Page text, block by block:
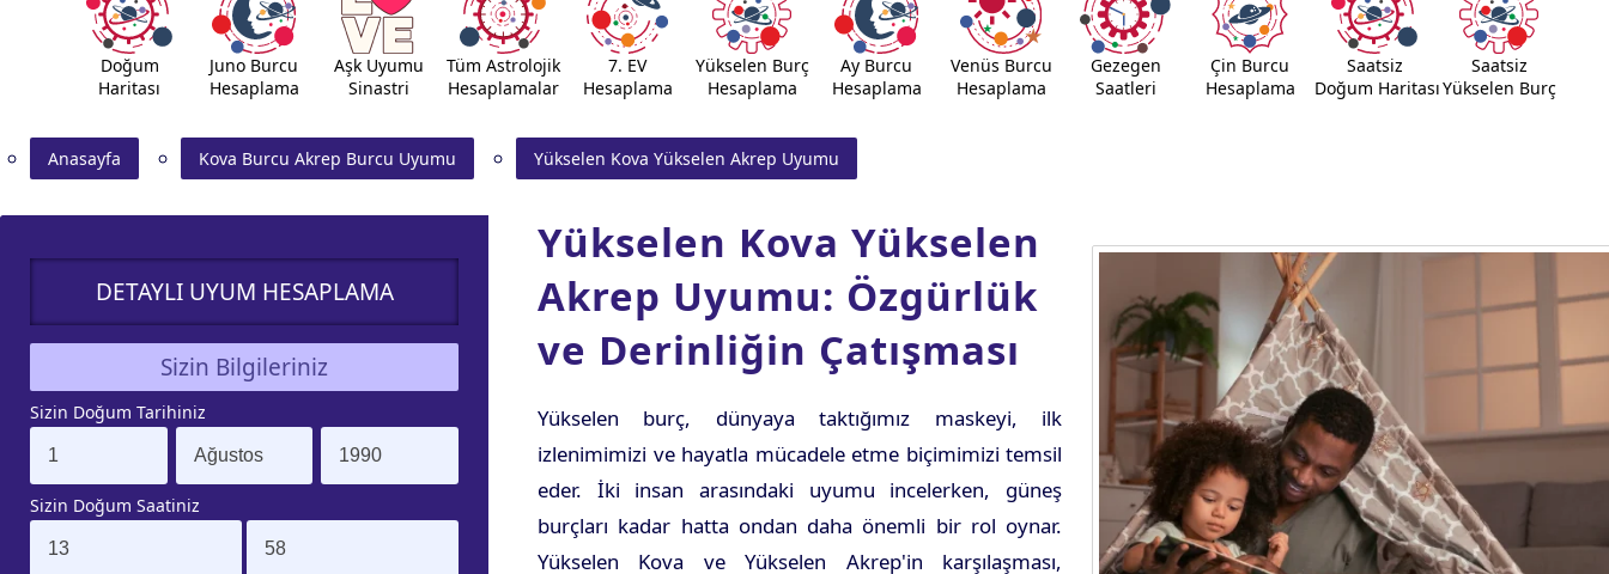
Doğum
Haritası
Juno Burcu
Hesaplama
Aşk Uyumu
Sinastri
Tüm Astrolojik
Hesaplamalar
7. EV
Hesaplama
Yükselen Burç
Hesaplama
Ay Burcu
Hesaplama
Venüs Burcu
Hesaplama
Gezegen
Saatleri
Çin Burcu
Hesaplama
Saatsiz
Doğum Haritası
Saatsiz
Yükselen Burç
Anasayfa Kova Burcu Akrep Burcu Uyumu Yükselen Kova Yükselen Akrep Uyumu
DETAYLI UYUM HESAPLAMA
Sizin Bilgileriniz
Sizin Doğum Tarihiniz
Sizin Doğum Saatiniz
Yükselen Kova Yükselen
Akrep Uyumu: Özgürlük
ve Derinliğin Çatışması
Yükselen burç, dünyaya taktığımız maskeyi, ilk
izlenimimizi ve hayatla mücadele etme biçimimizi temsil
eder. İki insan arasındaki uyumu incelerken, güneş
burçları kadar hatta ondan daha önemli bir rol oynar.
Yükselen Kova ve Yükselen Akrep'in karşılaşması,